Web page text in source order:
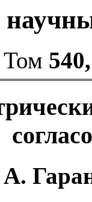
Том